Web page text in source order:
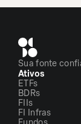
Sua fonte
Ativos
ETFs
BDRs
FIIs
FI Infras